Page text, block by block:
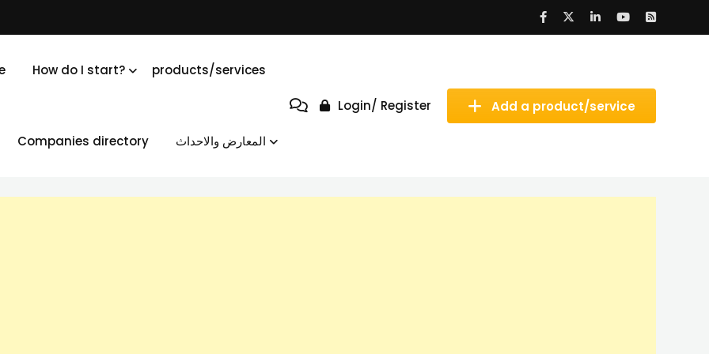
Add a product/service
Login/ Register
How do I start? products/services
Companies directory المعارض والاحداث